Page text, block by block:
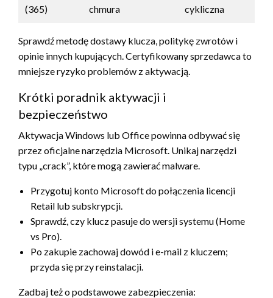
(365)
chmura
cykliczna
Sprawdź metodę dostawy klucza, politykę zwrotów i
opinie innych kupujących. Certyfikowany sprzedawca to
mniejsze ryzyko problemów z aktywacją.
Krótki poradnik aktywacji i
bezpieczeństwo
Aktywacja Windows lub Office powinna odbywać się
przez oficjalne narzędzia Microsoft. Unikaj narzędzi
typu „crack”, które mogą zawierać malware.
Przygotuj konto Microsoft do połączenia licencji
Retail lub subskrypcji.
Sprawdź, czy klucz pasuje do wersji systemu (Home
vs Pro).
Po zakupie zachowaj dowód i e-mail z kluczem;
przyda się przy reinstalacji.
Zadbaj też o podstawowe zabezpieczenia: